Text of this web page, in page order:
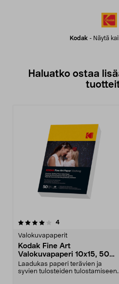
Kodak - Näytä
Haluatko ostaa
4arvostelut
Valokuvapaperit
Kodak Fine Art
Valokuvapaperi 10x15, 50
arkkia
Laadukas paperi terävien ja
syvien tulosteiden tulostamiseen.
4.5viidestä